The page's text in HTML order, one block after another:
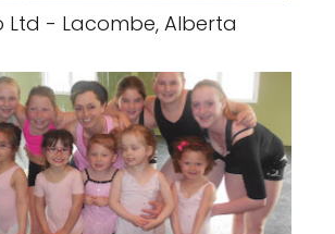
Ltd - Lacombe, Alberta